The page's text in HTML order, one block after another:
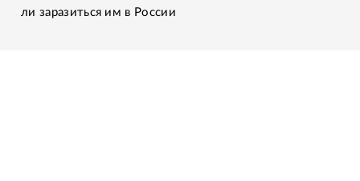
ли заразиться им в России